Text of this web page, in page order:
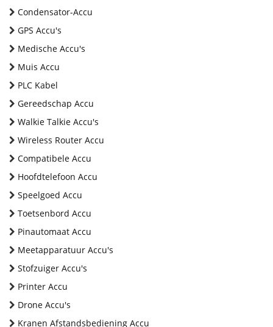
Condensator-Accu
GPS Accu's
Medische Accu's
Muis Accu
PLC Kabel
Gereedschap Accu
Walkie Talkie Accu's
Wireless Router Accu
Compatibele Accu
Hoofdtelefoon Accu
Speelgoed Accu
Toetsenbord Accu
Pinautomaat Accu
Meetapparatuur Accu's
Stofzuiger Accu's
Printer Accu
Drone Accu's
Kranen Afstandsbediening Accu